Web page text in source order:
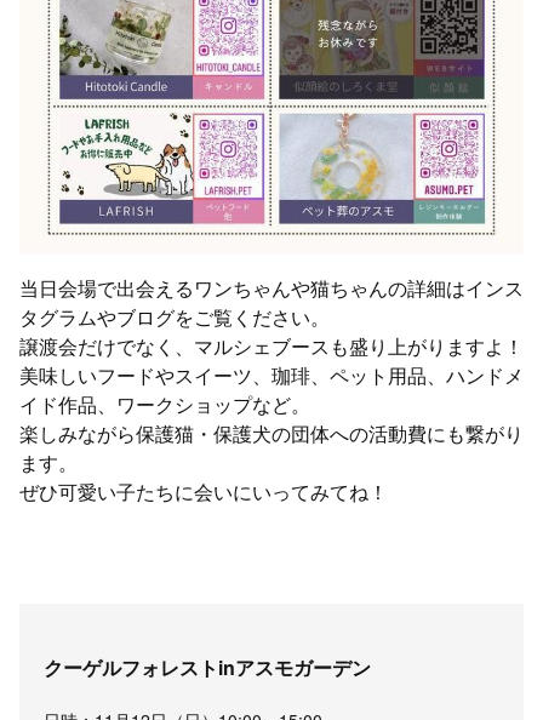
当日会場で出会えるワンちゃんや猫ちゃんの詳細はインス
タグラムやブログをご覧ください。
譲渡会だけでなく、マルシェブースも盛り上がりますよ！
美味しいフードやスイーツ、珈琲、ペット用品、ハンドメ
イド作品、ワークショップなど。
楽しみながら保護猫・保護犬の団体への活動費にも繋がり
ます。
ぜひ可愛い子たちに会いにいってみてね！
クーゲルフォレストinアスモガーデン